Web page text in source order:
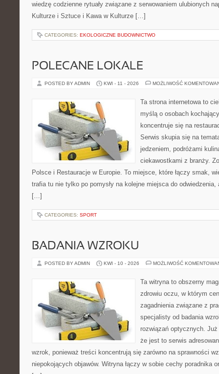
wiedzę codzienne rytuały związane z serwowaniem ulubionych
Kulturze i Sztuce i Kawa w Kulturze […]
CATEGORIES: EKOLOGICZNE BUDOWNICTWO
POLECANE LOKALE
POSTED BY ADMIN KWI - 11 - 2026 MOŻLIWOŚĆ
Ta strona internetowa to
myślą o osobach
koncentruje się na
Serwis skupia się na
jedzeniem, podróżami
ciekawostkami z branży.
Polsce i Restauracje w Europie. To miejsce, które łączy smak,
trafia tu nie tylko po pomysły na kolejne miejsca do odwiedzenia,
[…]
CATEGORIES: SPORT
BADANIA WZROKU
POSTED BY ADMIN KWI - 10 - 2026 MOŻLIWOŚĆ
Ta witryna to obszerny
zdrowiu oczu, w którym
zagadnienia związane z
specjalisty od badania
rozwiązań optycznych.
że jest to serwis
wzrok, ponieważ treści koncentrują się zarówno na sprawności
niepokojących objawów. Witryna łączy w sobie cechy poradnika